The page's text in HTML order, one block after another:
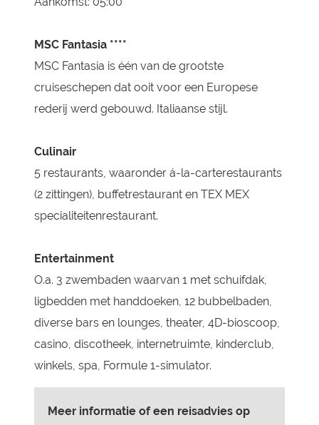
MSC Fantasia ****
MSC Fantasia is één van de grootste
cruiseschepen dat ooit voor een Europese
rederij werd gebouwd. Italiaanse stijl.
Culinair
5 restaurants, waaronder á-la-carterestaurants
(2 zittingen), buffetrestaurant en TEX MEX
specialiteitenrestaurant.
Entertainment
O.a. 3 zwembaden waarvan 1 met schuifdak,
ligbedden met handdoeken, 12 bubbelbaden,
diverse bars en lounges, theater, 4D-bioscoop,
casino, discotheek, internetruimte, kinderclub,
winkels, spa, Formule 1-simulator.
Meer informatie of een reisadvies op